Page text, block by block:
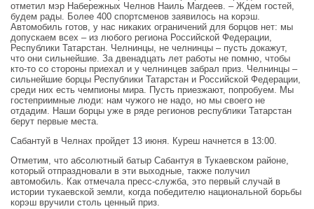
отметил мэр Набережных Челнов Наиль Магдеев. – Ждем гостей,
будем рады. Более 400 спортсменов заявилось на корэш.
Автомобиль готов, у нас никаких ограничений для борцов нет: мы
допускаем всех – из любого региона Российской Федерации,
Республики Татарстан. Челнинцы, не челнинцы – пусть докажут,
что они сильнейшие. За двенадцать лет работы не помню, чтобы
кто‑то со стороны приехал и у челнинцев забрал приз. Челнинцы –
сильнейшие борцы Республики Татарстан и Российской Федерации,
среди них есть чемпионы мира. Пусть приезжают, попробуем. Мы
гостеприимные люди: нам чужого не надо, но мы своего не
отдадим. Наши борцы уже в ряде регионов республики Татарстан
берут первые места.
Сабантуй в Челнах пройдет 13 июня. Куреш начнется в 13:00.
Отметим, что абсолютный батыр Сабантуя в Тукаевском районе,
который отпраздновали в эти выходные, также получил
автомобиль. Как отмечала пресс-служба, это первый случай в
истории тукаевской земли, когда победителю национальной борьбы
корэш вручили столь ценный приз.